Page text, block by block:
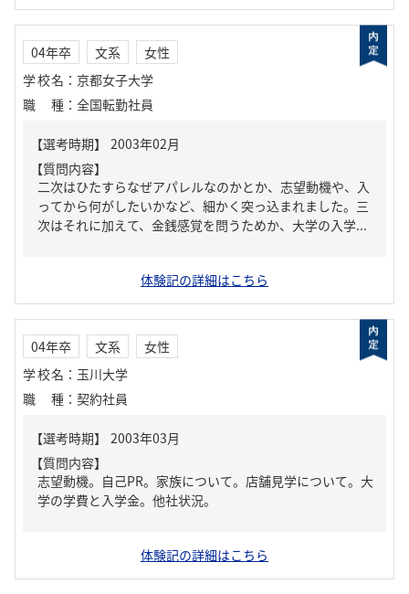
04年卒 文系
女性
学校名 ： 京都女子大学
職種 ： 全国転勤社員
【質問内容】
二次はひたすらなぜアパレルなのかとか、志望動機や、入
ってから何がしたいかなど、細かく突っ込まれました。三
次はそれに加えて、金銭感覚を問うためか、大学の入学...
体験記の詳細はこちら
04年卒 文系
女性
学校名 ： 玉川大学
職種 ： 契約社員
【質問内容】
志望動機。自己PR。家族について。店舗見学について。大
学の学費と入学金。他社状況。
体験記の詳細はこちら